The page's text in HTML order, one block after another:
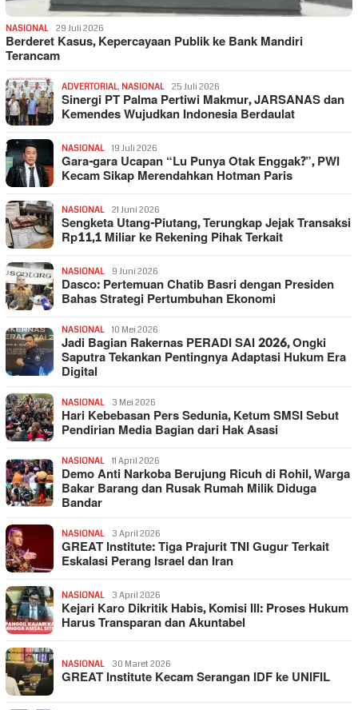
NASIONAL 29 Juli 2026
Berderet Kasus, Kepercayaan Publik ke Bank Mandiri
Terancam
ADVERTORIAL, NASIONAL 25 Juli 2026
Sinergi PT Palma Pertiwi Makmur, JARSANAS dan
Kemendes Wujudkan Indonesia Berdaulat
NASIONAL 19 Juli 2026
Gara-gara Ucapan “Lu Punya Otak Enggak?”, PWI
Kecam Sikap Merendahkan Hotman Paris
NASIONAL 21 Juni 2026
Sengketa Utang-Piutang, Terungkap Jejak Transaksi
Rp11,1 Miliar ke Rekening Pihak Terkait
NASIONAL 9 Juni 2026
Dasco: Pertemuan Chatib Basri dengan Presiden
Bahas Strategi Pertumbuhan Ekonomi
NASIONAL 10 Mei 2026
Jadi Bagian Rakernas PERADI SAI 2026, Ongki
Saputra Tekankan Pentingnya Adaptasi Hukum Era
Digital
NASIONAL 3 Mei 2026
Hari Kebebasan Pers Sedunia, Ketum SMSI Sebut
Pendirian Media Bagian dari Hak Asasi
NASIONAL 11 April 2026
Demo Anti Narkoba Berujung Ricuh di Rohil, Warga
Bakar Barang dan Rusak Rumah Milik Diduga
Bandar
NASIONAL 3 April 2026
GREAT Institute: Tiga Prajurit TNI Gugur Terkait
Eskalasi Perang Israel dan Iran
NASIONAL 3 April 2026
Kejari Karo Dikritik Habis, Komisi III: Proses Hukum
Harus Transparan dan Akuntabel
NASIONAL 30 Maret 2026
GREAT Institute Kecam Serangan IDF ke UNIFIL